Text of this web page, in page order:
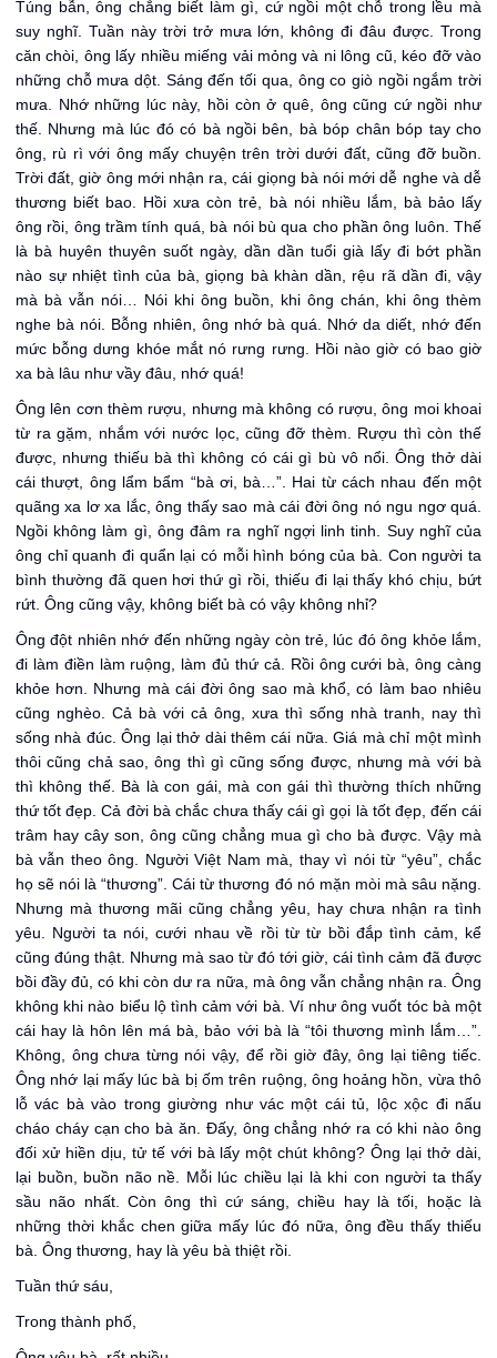
Túng bẫn, ông chẳng biết làm gì, cứ ngồi một chỗ trong lều mà
suy nghĩ. Tuần này trời trở mưa lớn, không đi đâu được. Trong
căn chòi, ông lấy nhiều miếng vải mỏng và ni lông cũ, kéo đỡ vào
những chỗ mưa dột. Sáng đến tối qua, ông co giò ngồi ngắm trời
mưa. Nhớ những lúc này, hồi còn ở quê, ông cũng cứ ngồi như
thế. Nhưng mà lúc đó có bà ngồi bên, bà bóp chân bóp tay cho
ông, rù rì với ông mấy chuyện trên trời dưới đất, cũng đỡ buồn.
Trời đất, giờ ông mới nhận ra, cái giọng bà nói mới dễ nghe và dễ
thương biết bao. Hồi xưa còn trẻ, bà nói nhiều lắm, bà bảo lấy
ông rồi, ông trầm tính quá, bà nói bù qua cho phần ông luôn. Thế
là bà huyên thuyên suốt ngày, dần dần tuổi già lấy đi bớt phần
nào sự nhiệt tình của bà, giọng bà khàn dần, rệu rã dần đi, vậy
mà bà vẫn nói… Nói khi ông buồn, khi ông chán, khi ông thèm
nghe bà nói. Bỗng nhiên, ông nhớ bà quá. Nhớ da diết, nhớ đến
mức bỗng dưng khóe mắt nó rưng rưng. Hồi nào giờ có bao giờ
xa bà lâu như vầy đâu, nhớ quá!
Ông lên cơn thèm rượu, nhưng mà không có rượu, ông moi khoai
từ ra gặm, nhắm với nước lọc, cũng đỡ thèm. Rượu thì còn thế
được, nhưng thiếu bà thì không có cái gì bù vô nổi. Ông thở dài
cái thượt, ông lẩm bẩm “bà ơi, bà…”. Hai từ cách nhau đến một
quãng xa lơ xa lắc, ông thấy sao mà cái đời ông nó ngu ngơ quá.
Ngồi không làm gì, ông đâm ra nghĩ ngợi linh tinh. Suy nghĩ của
ông chỉ quanh đi quẩn lại có mỗi hình bóng của bà. Con người ta
bình thường đã quen hơi thứ gì rồi, thiếu đi lại thấy khó chịu, bứt
rứt. Ông cũng vậy, không biết bà có vậy không nhỉ?
Ông đột nhiên nhớ đến những ngày còn trẻ, lúc đó ông khỏe lắm,
đi làm điền làm ruộng, làm đủ thứ cả. Rồi ông cưới bà, ông càng
khỏe hơn. Nhưng mà cái đời ông sao mà khổ, có làm bao nhiêu
cũng nghèo. Cả bà với cả ông, xưa thì sống nhà tranh, nay thì
sống nhà đúc. Ông lại thở dài thêm cái nữa. Giá mà chỉ một mình
thôi cũng chả sao, ông thì gì cũng sống được, nhưng mà với bà
thì không thế. Bà là con gái, mà con gái thì thường thích những
thứ tốt đẹp. Cả đời bà chắc chưa thấy cái gì gọi là tốt đẹp, đến cái
trâm hay cây son, ông cũng chẳng mua gì cho bà được. Vậy mà
bà vẫn theo ông. Người Việt Nam mà, thay vì nói từ “yêu”, chắc
họ sẽ nói là “thương”. Cái từ thương đó nó mặn mòi mà sâu nặng.
Nhưng mà thương mãi cũng chẳng yêu, hay chưa nhận ra tình
yêu. Người ta nói, cưới nhau về rồi từ từ bồi đắp tình cảm, kể
cũng đúng thật. Nhưng mà sao từ đó tới giờ, cái tình cảm đã được
bồi đầy đủ, có khi còn dư ra nữa, mà ông vẫn chẳng nhận ra. Ông
không khi nào biểu lộ tình cảm với bà. Ví như ông vuốt tóc bà một
cái hay là hôn lên má bà, bảo với bà là “tôi thương mình lắm…”.
Không, ông chưa từng nói vậy, để rồi giờ đây, ông lại tiêng tiếc.
Ông nhớ lại mấy lúc bà bị ốm trên ruộng, ông hoảng hồn, vừa thô
lỗ vác bà vào trong giường như vác một cái tủ, lộc xộc đi nấu
cháo cháy cạn cho bà ăn. Đấy, ông chẳng nhớ ra có khi nào ông
đối xử hiền dịu, tử tế với bà lấy một chút không? Ông lại thở dài,
lại buồn, buồn não nề. Mỗi lúc chiều lại là khi con người ta thấy
sầu não nhất. Còn ông thì cứ sáng, chiều hay là tối, hoặc là
những thời khắc chen giữa mấy lúc đó nữa, ông đều thấy thiếu
bà. Ông thương, hay là yêu bà thiệt rồi.
Tuần thứ sáu,
Trong thành phố,